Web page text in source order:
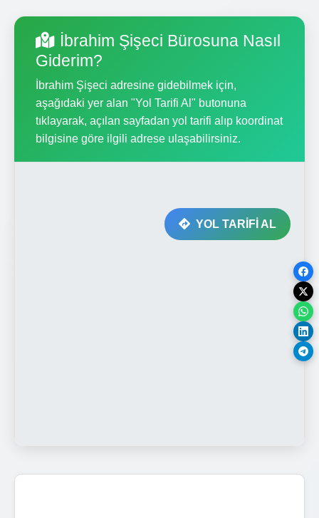
İbrahim Şişeci Bürosuna Nasıl
Giderim?
İbrahim Şişeci adresine gidebilmek için,
aşağıdaki yer alan "Yol Tarifi Al" butonuna
tıklayarak, açılan sayfadan yol tarifi alıp koordinat
bilgisine göre ilgili adrese ulaşabilirsiniz.
YOL TARİFİ AL